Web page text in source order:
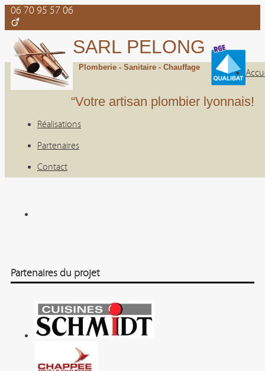
06 70 95 57 06
SARL PELONG
Plomberie - Sanitaire - Chauffage
“Votre artisan plombier lyonnais!
Réalisations
Partenaires
Contact
Partenaires du projet